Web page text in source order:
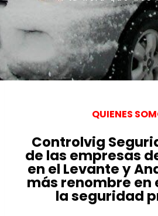
QUIENES
Controlvig
de las empresas
en el Levante y
más renombre en
la seguridad